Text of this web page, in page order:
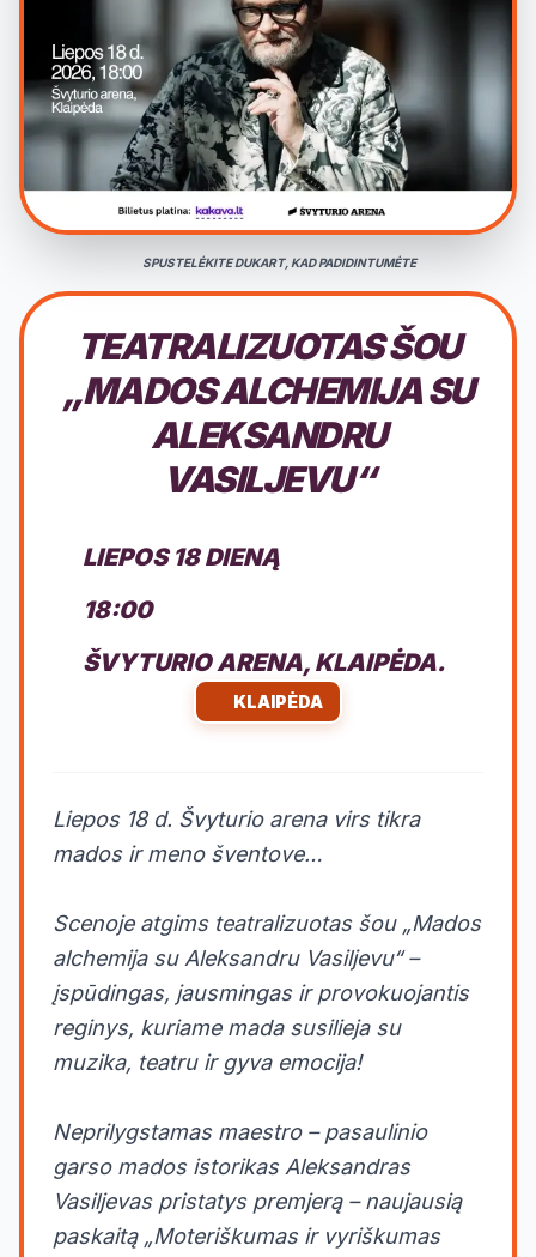
SPUSTELĖKITE DUKART, KAD PADIDINTUMĖTE
TEATRALIZUOTAS ŠOU
„MADOS ALCHEMIJA SU
ALEKSANDRU
VASILJEVU“
LIEPOS 18 DIENĄ
18:00
ŠVYTURIO ARENA, KLAIPĖDA.
KLAIPĖDA
Liepos 18 d. Švyturio arena virs tikra
mados ir meno šventove…
Scenoje atgims teatralizuotas šou „Mados
alchemija su Aleksandru Vasiljevu“ –
įspūdingas, jausmingas ir provokuojantis
reginys, kuriame mada susilieja su
muzika, teatru ir gyva emocija!
Neprilygstamas maestro – pasaulinio
garso mados istorikas Aleksandras
Vasiljevas pristatys premjerą – naujausią
paskaitą „Moteriškumas ir vyriškumas